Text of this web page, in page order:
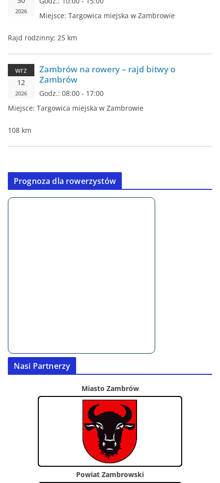
2026
Miejsce: Targowica miejska w Zambrowie
Rajd rodzinny; 25 km
wrz
12
2026
Zambrów na rowery – rajd bitwy o
Zambrów
Godz.: 08:00 - 17:00
Miejsce: Targowica miejska w Zambrowie
108 km
Prognoza dla rowerzystów
Nasi Partnerzy
Miasto Zambrów
Powiat Zambrowski